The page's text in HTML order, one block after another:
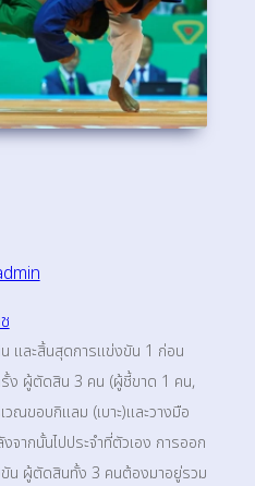
และสิ้นสุดการแข่งขัน​ 1 ก่อน
รั้ง ผู้ตัดสิน 3 คน (ผู้ชี้ขาด 1 คน,
ณขอบกิแลม (เบาะ)และวางมือ
จากนั้นไปประจำที่ตัวเอง การออก
ขัน ผู้ตัดสินทั้ง 3 คนต้องมาอยู่รวม